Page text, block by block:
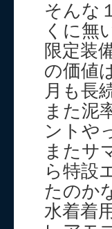
そんな
くに無
限定装
の価値
月も長
また泥
ントや
またサ
ら特設
たのか
水着着